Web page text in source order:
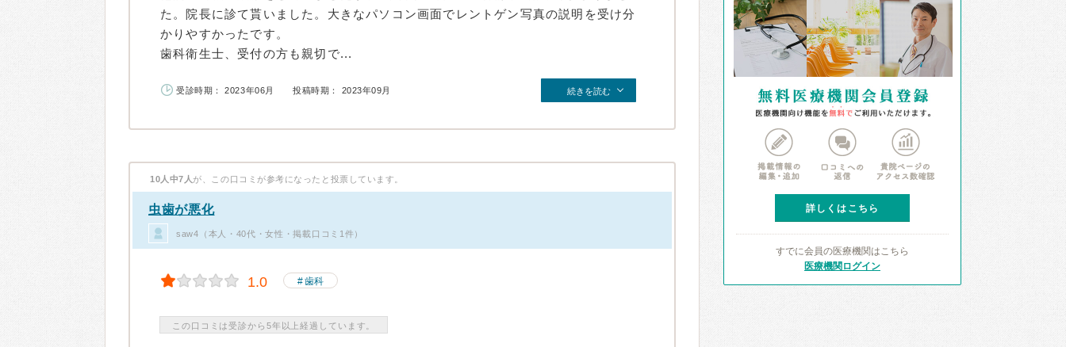
た。院長に診て貰いました。大きなパソコン画面でレントゲン写真の説明を受け分
かりやすかったです。
歯科衛生士、受付の方も親切で...
受診時期： 2023年06月 投稿時期： 2023年09月 続きを読む
10人中7人 が、この口コミが参考になったと投票しています。
虫歯が悪化
saw4（本人・40代・女性・掲載口コミ1件）
1.0 歯科
この口コミは受診から5年以上経過しています。
詳しくはこちら
すでに会員の医療機関はこちら
医療機関ログイン